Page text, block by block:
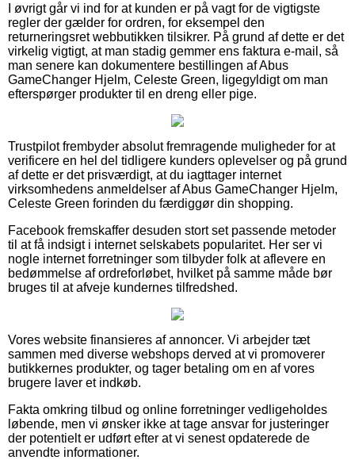
I øvrigt går vi ind for at kunden er på vagt for de vigtigste
regler der gælder for ordren, for eksempel den
returneringsret webbutikken tilsikrer. På grund af dette er det
virkelig vigtigt, at man stadig gemmer ens faktura e-mail, så
man senere kan dokumentere bestillingen af Abus
GameChanger Hjelm, Celeste Green, ligegyldigt om man
efterspørger produkter til en dreng eller pige.
Trustpilot frembyder absolut fremragende muligheder for at
verificere en hel del tidligere kunders oplevelser og på grund
af dette er det prisværdigt, at du iagttager internet
virksomhedens anmeldelser af Abus GameChanger Hjelm,
Celeste Green forinden du færdiggør din shopping.
Facebook fremskaffer desuden stort set passende metoder
til at få indsigt i internet selskabets popularitet. Her ser vi
nogle internet forretninger som tilbyder folk at aflevere en
bedømmelse af ordreforløbet, hvilket på samme måde bør
bruges til at afveje kundernes tilfredshed.
Vores website finansieres af annoncer. Vi arbejder tæt
sammen med diverse webshops derved at vi promoverer
butikkernes produkter, og tager betaling om en af vores
brugere laver et indkøb.
Fakta omkring tilbud og online forretninger vedligeholdes
løbende, men vi ønsker ikke at tage ansvar for justeringer
der potentielt er udført efter at vi senest opdaterede de
anvendte informationer.